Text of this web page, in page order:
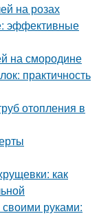
на розах
эффективные
на смородине
практичность
отопления в
как
руками: